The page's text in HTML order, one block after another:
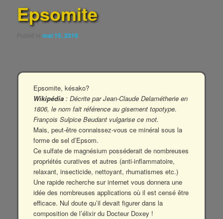
Epsomite
Publié lemai 15, 2018
Epsomite, késako?
Wikipédia : Décrite par Jean-Claude Delamétherie en
1806, le nom fait référence au gisement topotype.
François Sulpice Beudant vulgarise ce mot.
Mais, peut-être connaissez-vous ce minéral sous la
forme de sel d’Epsom.
Ce sulfate de magnésium posséderait de nombreuses
propriétés curatives et autres (anti-inflammatoire,
relaxant, insecticide, nettoyant, rhumatismes etc.)
Une rapide recherche sur internet vous donnera une
idée des nombreuses applications où il est censé être
efficace. Nul doute qu’il devait figurer dans la
composition de l’élixir du Docteur Doxey !